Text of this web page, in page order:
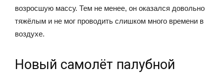
возросшую массу. Тем не менее, он оказался довольно
тяжёлым и не мог проводить слишком много времени в
воздухе.
Новый самолёт палубной